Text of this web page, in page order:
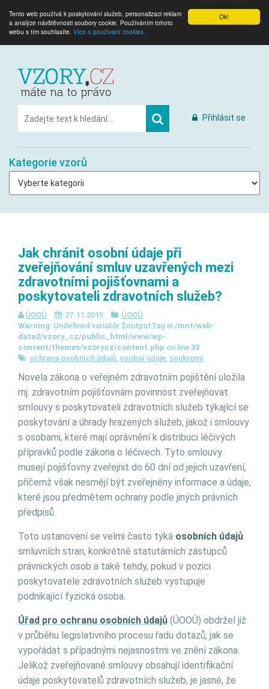
Ok!
Tento web používá k poskytování služeb, personalizaci reklam
a analýze návštěvnosti soubory cookie. Používáním tohoto
webu s tím souhlasíte. Více o používání cookies.
Přihlásit se
Kategorie vzorů
Jak chránit osobní údaje při
zveřejňování smluv uzavřených mezi
zdravotními pojišťovnami a
poskytovateli zdravotních služeb?
ÚOOÚ 27.11.2015
ÚOOÚ
Warning: Undefined variable $outputTag in /mnt/web-
data2/vzory_cz/public_html/www/wp-
content/themes/vzorycz/content.php on line 33
ochrana osobních údajů, osobní údaje, soukromí
Novela zákona o veřejném zdravotním pojištění uložila
mj. zdravotním pojišťovnám povinnost zveřejňovat
smlouvy s poskytovateli zdravotních služeb týkající se
poskytování a úhrady hrazených služeb, jakož i smlouvy
s osobami, které mají oprávnění k distribuci léčivých
přípravků podle zákona o léčivech. Tyto smlouvy
musejí pojišťovny zveřejnit do 60 dní od jejich uzavření,
přičemž však nesmějí být zveřejněny informace a údaje,
které jsou předmětem ochrany podle jiných právních
předpisů.
Toto ustanovení se velmi často týká osobních údajů
smluvních stran, konkrétně statutárních zástupců
právnických osob a také tehdy, pokud v pozici
poskytovatele zdravotních služeb vystupuje
podnikající fyzická osoba.
Úřad pro ochranu osobních údajů (ÚOOÚ) obdržel již
v průběhu legislativního procesu řadu dotazů, jak se
vypořádat s případnými nejasnostmi ve znění zákona.
Jelikož zveřejňované smlouvy obsahují identifikační
údaje poskytovatelů zdravotních služeb, je jasné, že